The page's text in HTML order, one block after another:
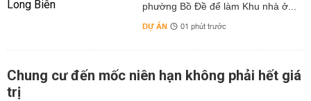
phường Bồ Đề để làm Khu nhà ở...
DỰ ÁN 01 phút trước
Chung cư đến mốc niên hạn không phải hết giá
trị